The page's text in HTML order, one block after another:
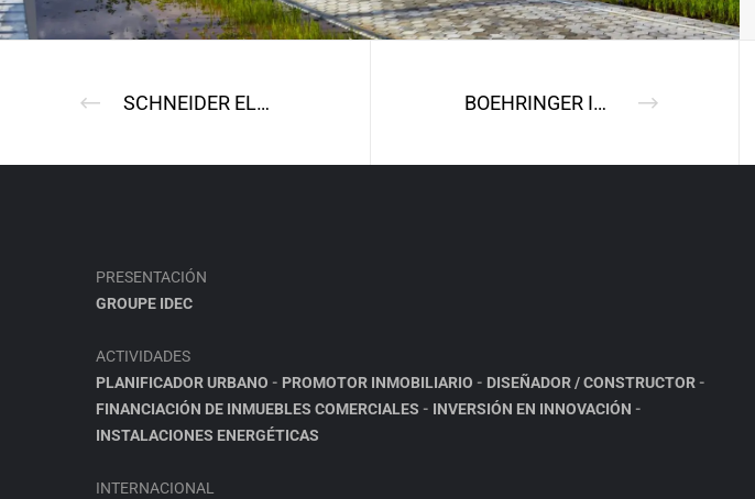
SCHNEIDER ELECTRIC BOEHRINGER INGELHEIM VETMEDICA
PRESENTACIÓN
GROUPE IDEC
ACTIVIDADES
PLANIFICADOR URBANO - PROMOTOR INMOBILIARIO - DISEÑADOR / CONSTRUCTOR-
FINANCIACIÓN DE INMUEBLES COMERCIALES - INVERSIÓN EN INNOVACIÓN -
INSTALACIONES ENERGÉTICAS
INTERNACIONAL